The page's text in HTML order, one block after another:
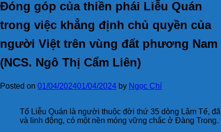
Đóng góp của thiền phái Liễu Quán
trong việc khẳng định chủ quyền của
người Việt trên vùng đất phương Nam
(NCS. Ngô Thị Cẩm Liên)
Posted on 01/04/202401/04/2024 by Ngọc Chí
Tổ Liễu Quán là người thuộc đời thứ 35 dòng Lâm Tế,
và linh động, có một nền móng vững chắc ở Đàng Trong.